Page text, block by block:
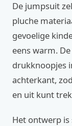
De jumpsuit
pluche
gevoelige
eens warm.
drukknoopjes
achterkant,
en uit kunt
Het ontwerp is